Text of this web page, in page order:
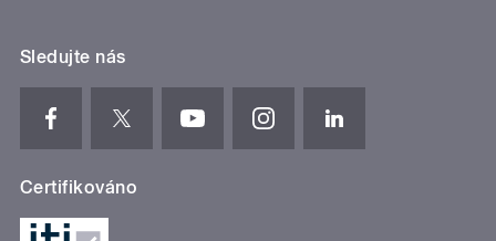
Sledujte nás
Certifikováno